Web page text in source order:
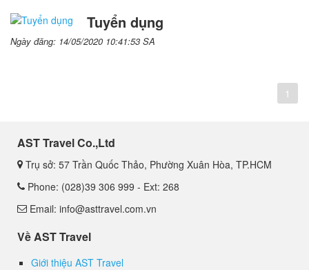
Tuyển dụng
Ngày đăng: 14/05/2020 10:41:53 SA
1
AST Travel Co.,Ltd
Trụ sở: 57 Trần Quốc Thảo, Phường Xuân Hòa, TP.HCM
Phone: (028)39 306 999 - Ext: 268
Email: info@asttravel.com.vn
Về AST Travel
Giới thiệu AST Travel